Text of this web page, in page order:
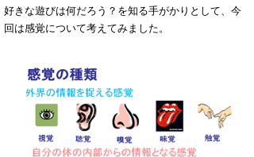
好きな遊びは何だろう？を知る手がかりとして、今
回は感覚について考えてみました。